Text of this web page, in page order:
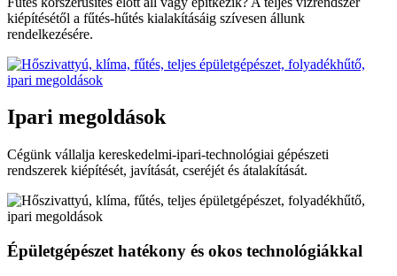
kiépítésétől a fűtés-hűtés kialakításáig szívesen állunk
rendelkezésére.
Ipari megoldások
Cégünk vállalja kereskedelmi-ipari-technológiai gépészeti
rendszerek kiépítését, javítását, cseréjét és átalakítását.
Épületgépészet hatékony és okos technológiákkal